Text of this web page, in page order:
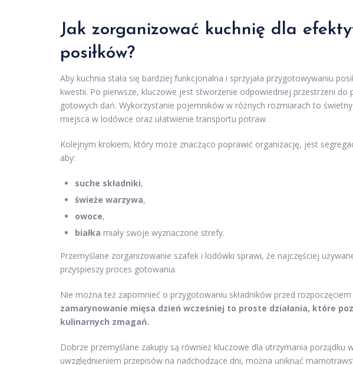
Jak zorganizować kuchnię dla
posiłków?
Aby kuchnia stała się bardziej funkcjonalna i sprzyjała przygotowywaniu
kwestii. Po pierwsze, kluczowe jest stworzenie odpowiedniej przestrzeni do
gotowych dań. Wykorzystanie pojemników w różnych rozmiarach to
miejsca w lodówce oraz ułatwienie transportu potraw.
Kolejnym krokiem, który może znacząco poprawić organizację, jest
aby:
suche składniki,
świeże warzywa,
owoce,
białka miały swoje wyznaczone strefy.
Przemyślane zorganizowanie szafek i lodówki sprawi, że najczęściej
przyspieszy proces gotowania.
Nie można też zapomnieć o przygotowaniu składników przed
zamarynowanie mięsa dzień wcześniej to proste działania, które
kulinarnych zmagań.
Dobrze przemyślane zakupy są również kluczowe dla utrzymania porządku
uwzględnieniem przepisów na nadchodzące dni, można uniknąć